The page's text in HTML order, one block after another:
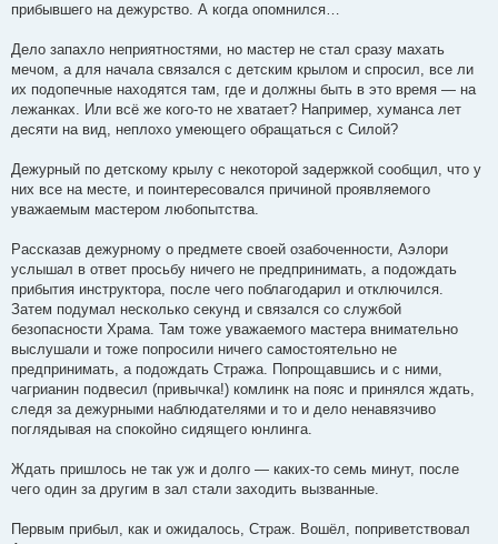
прибывшего на дежурство. А когда опомнился…
Дело запахло неприятностями, но мастер не стал сразу махать
мечом, а для начала связался с детским крылом и спросил, все ли
их подопечные находятся там, где и должны быть в это время — на
лежанках. Или всё же кого-то не хватает? Например, хуманса лет
десяти на вид, неплохо умеющего обращаться с Силой?
Дежурный по детскому крылу с некоторой задержкой сообщил, что у
них все на месте, и поинтересовался причиной проявляемого
уважаемым мастером любопытства.
Рассказав дежурному о предмете своей озабоченности, Аэлори
услышал в ответ просьбу ничего не предпринимать, а подождать
прибытия инструктора, после чего поблагодарил и отключился.
Затем подумал несколько секунд и связался со службой
безопасности Храма. Там тоже уважаемого мастера внимательно
выслушали и тоже попросили ничего самостоятельно не
предпринимать, а подождать Стража. Попрощавшись и с ними,
чагрианин подвесил (привычка!) комлинк на пояс и принялся ждать,
следя за дежурными наблюдателями и то и дело ненавязчиво
поглядывая на спокойно сидящего юнлинга.
Ждать пришлось не так уж и долго — каких-то семь минут, после
чего один за другим в зал стали заходить вызванные.
Первым прибыл, как и ожидалось, Страж. Вошёл, поприветствовал